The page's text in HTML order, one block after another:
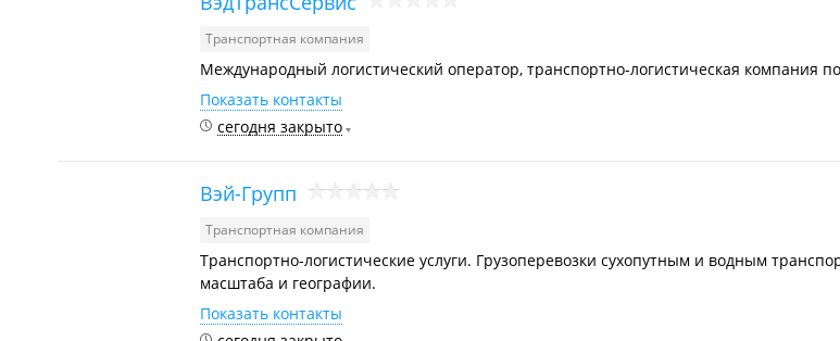
Транспортная компания
Международный логистический оператор, транспортно-логистическая компания
Показать контакты
сегодня закрыто
Вэй-Групп
Транспортная компания
Транспортно-логистические услуги. Грузоперевозки сухопутным и водным
масштаба и географии.
Показать контакты